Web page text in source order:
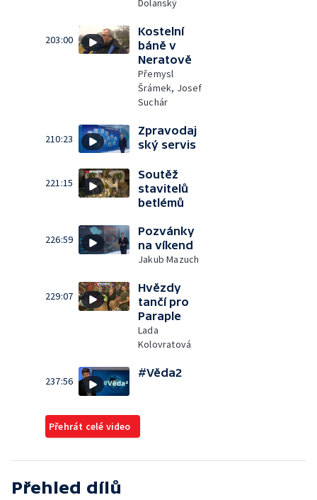
203:00
Kostelní
báně v
Neratově
Přemysl
Šrámek, Josef
Suchár
210:23
Zpravodaj
ský servis
221:15
Soutěž
stavitelů
betlémů
226:59
Pozvánky
na víkend
Jakub Mazuch
229:07
Hvězdy
tančí pro
Paraple
Lada
Kolovratová
237:56
#Věda2
Přehrát celé video
Přehled dílů